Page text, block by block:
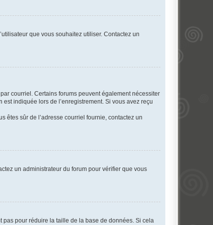
que vous souhaitez utiliser. Contactez un
courriel. Certains forums peuvent également nécessiter
indiquée lors de l’enregistrement. Si vous avez reçu
êtes sûr de l’adresse courriel fournie, contactez un
un administrateur du forum pour vérifier que vous
pas pour réduire la taille de la base de données. Si cela